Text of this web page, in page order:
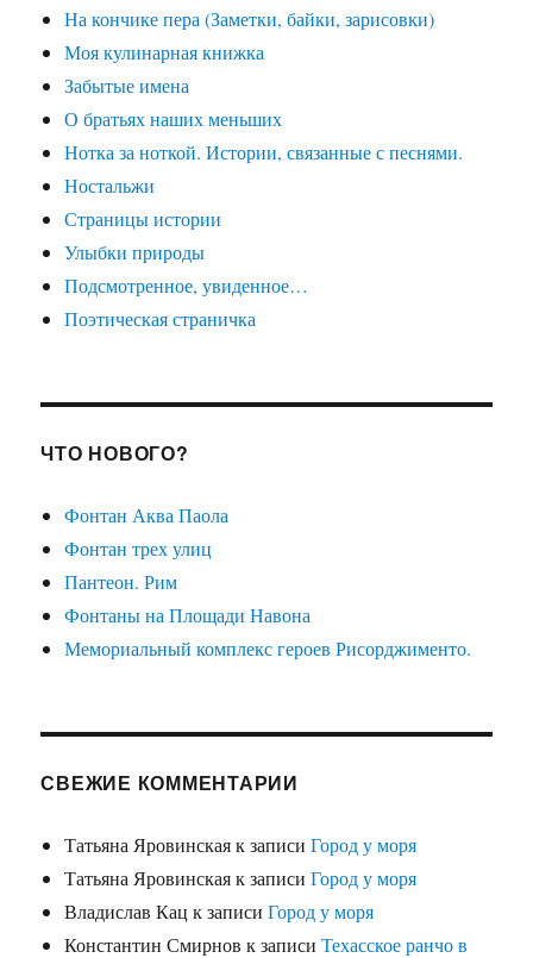
На кончике пера (Заметки, байки, зарисовки)
Моя кулинарная книжка
Забытые имена
О братьях наших меньших
Нотка за ноткой. Истории, связанные с песнями.
Ностальжи
Страницы истории
Улыбки природы
Подсмотренное, увиденное…
Поэтическая страничка
ЧТО НОВОГО?
Фонтан Аква Паола
Фонтан трех улиц
Пантеон. Рим
Фонтаны на Площади Навона
Мемориальный комплекс героев Рисорджименто.
СВЕЖИЕ КОММЕНТАРИИ
Татьяна Яровинскаяк записиГород у моря
Татьяна Яровинскаяк записиГород у моря
Владислав Кац к записиГород у моря
Константин Смирнов к записиТехасское ранчо в